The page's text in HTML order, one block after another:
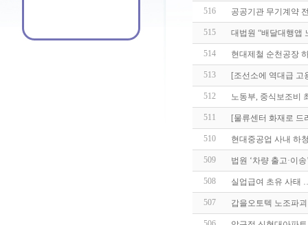
516 공공기관 무기계약
515 대법원 “배달대행앱
514 현대제철 순천공장
513 [조선소에 역대급
512 노동부, 중식보조비
511 [물류센터 화재로
510 현대중공업 사내 하
509 법원 ‘차량 출고·이
508 실업급여 초유 사태
507 갑을오토텍 노조파